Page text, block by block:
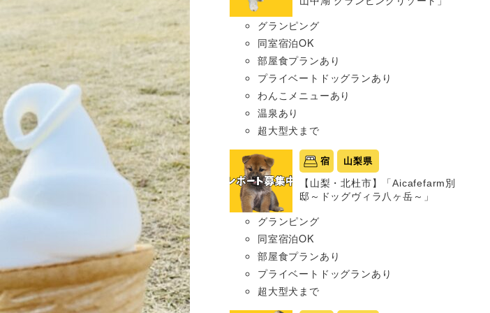
グランピング
同室宿泊OK
部屋食プランあり
プライベートドッグランあり
わんこメニューあり
温泉あり
超大型犬まで
宿 山梨県
【山梨・北杜市】「Aicafefarm別
邸～ドッグヴィラ八ヶ岳～」
グランピング
同室宿泊OK
部屋食プランあり
プライベートドッグランあり
超大型犬まで